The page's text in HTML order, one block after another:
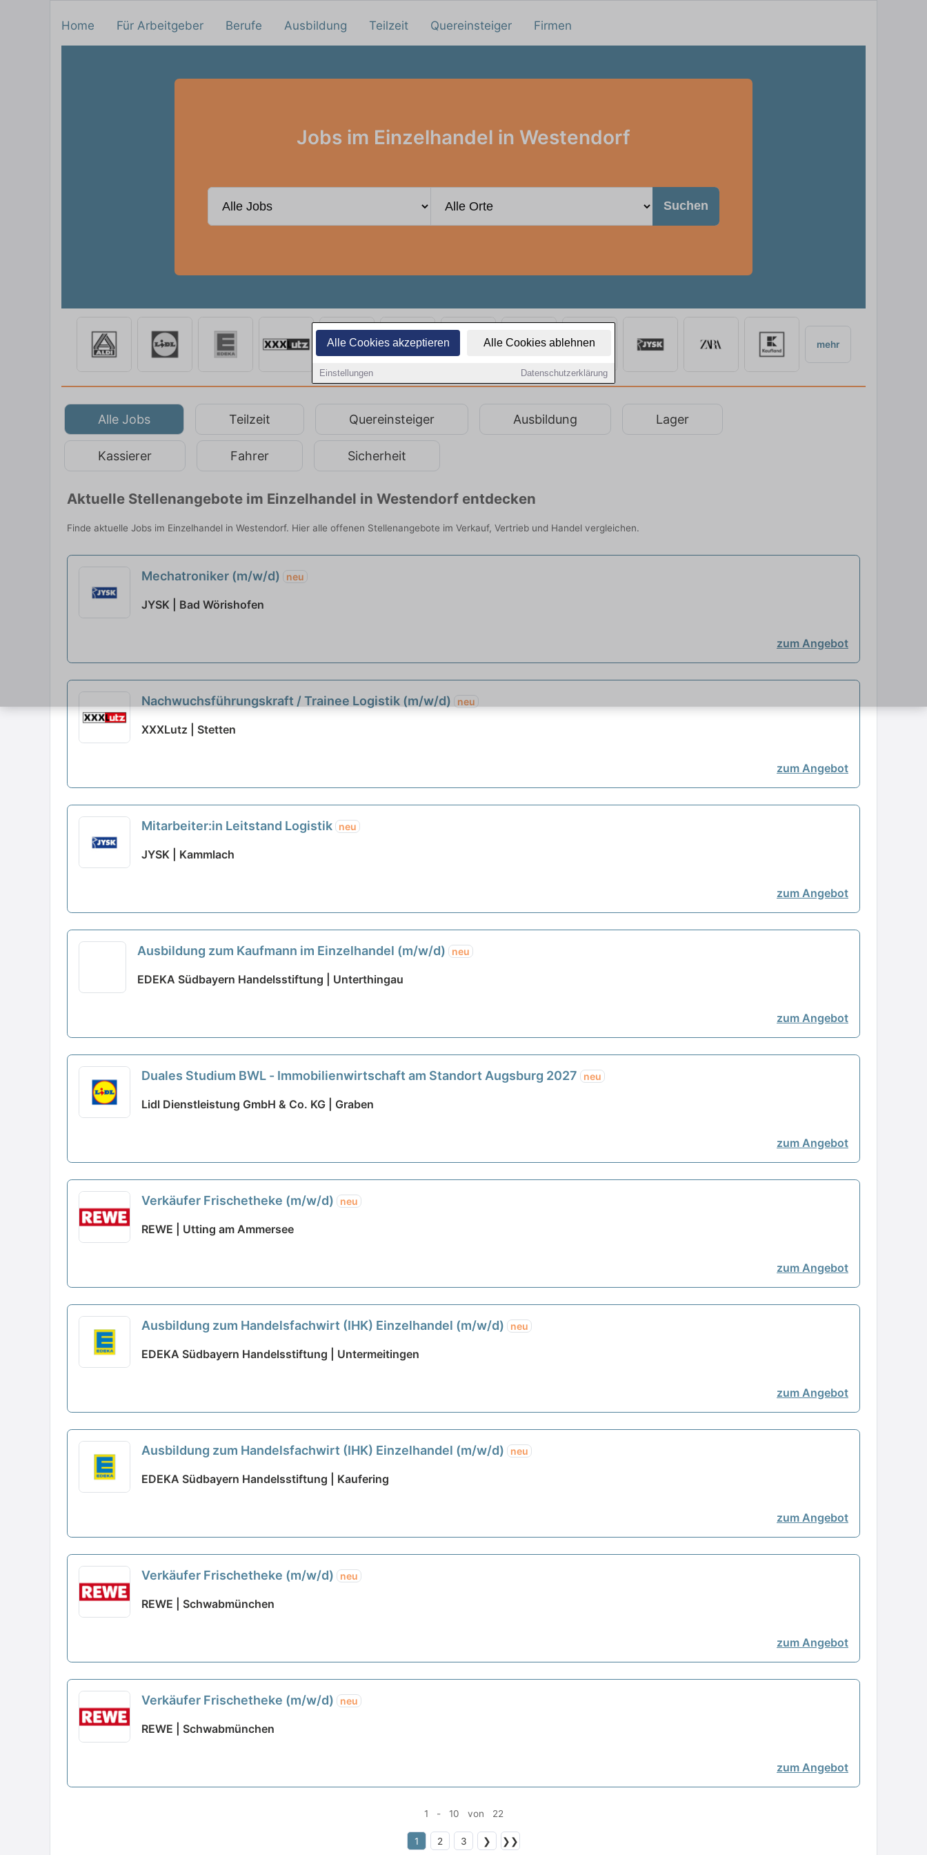
Alle Cookies akzeptieren Alle Cookies ablehnen
Einstellungen Datenschutzerklärung
Home Für Arbeitgeber Berufe Ausbildung Teilzeit Quereinsteiger Firmen
Jobs im Einzelhandel in Westendorf
Suchen
mehr
Alle Jobs Teilzeit Quereinsteiger Ausbildung Lager
Kassierer Fahrer Sicherheit
Aktuelle Stellenangebote im Einzelhandel in Westendorf entdecken
Finde aktuelle Jobs im Einzelhandel in Westendorf. Hier alle offenen Stellenangebote im Verkauf, Vertrieb und Handel vergleichen.
Mechatroniker (m/w/d) neu
JYSK | Bad Wörishofen
zum Angebot
Nachwuchsführungskraft / Trainee Logistik (m/w/d) neu
XXXLutz | Stetten
zum Angebot
Mitarbeiter:in Leitstand Logistik neu
JYSK | Kammlach
zum Angebot
Ausbildung zum Kaufmann im Einzelhandel (m/w/d) neu
EDEKA Südbayern Handelsstiftung | Unterthingau
zum Angebot
Duales Studium BWL - Immobilienwirtschaft am Standort Augsburg 2027 neu
Lidl Dienstleistung GmbH & Co. KG | Graben
zum Angebot
Verkäufer Frischetheke (m/w/d) neu
REWE | Utting am Ammersee
zum Angebot
Ausbildung zum Handelsfachwirt (IHK) Einzelhandel (m/w/d) neu
EDEKA Südbayern Handelsstiftung | Untermeitingen
zum Angebot
Ausbildung zum Handelsfachwirt (IHK) Einzelhandel (m/w/d) neu
EDEKA Südbayern Handelsstiftung | Kaufering
zum Angebot
Verkäufer Frischetheke (m/w/d) neu
REWE | Schwabmünchen
zum Angebot
Verkäufer Frischetheke (m/w/d) neu
REWE | Schwabmünchen
zum Angebot
1 - 10 von 22
1 2 3 ❯ ❯❯